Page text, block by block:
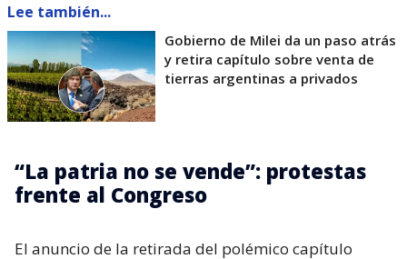
Lee también...
Gobierno de Milei da un paso atrás
y retira capítulo sobre venta de
tierras argentinas a privados
“La patria no se vende”: protestas
frente al Congreso
El anuncio de la retirada del polémico capítulo